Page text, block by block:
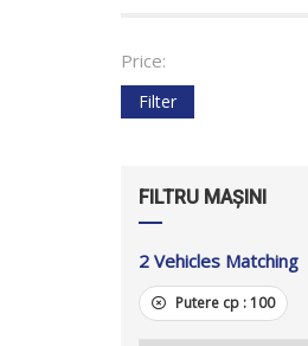
Price:
Filter
FILTRU MAȘINI
2 Vehicles Matching
Putere cp :100